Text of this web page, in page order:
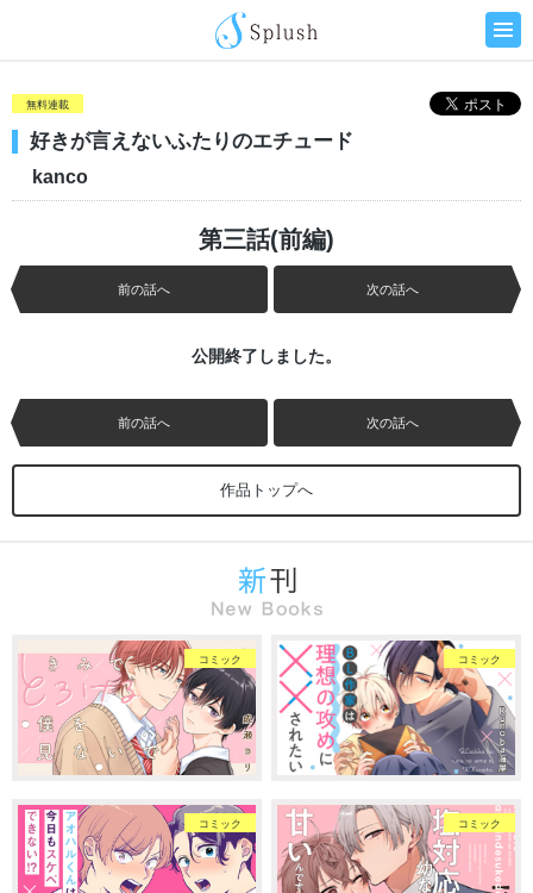
無料連載
好きが言えないふたりのエチュード
kanco
第三話(前編)
前の話へ 次の話へ
公開終了しました。
前の話へ 次の話へ
作品トップへ
コミック コミック
コミック コミック